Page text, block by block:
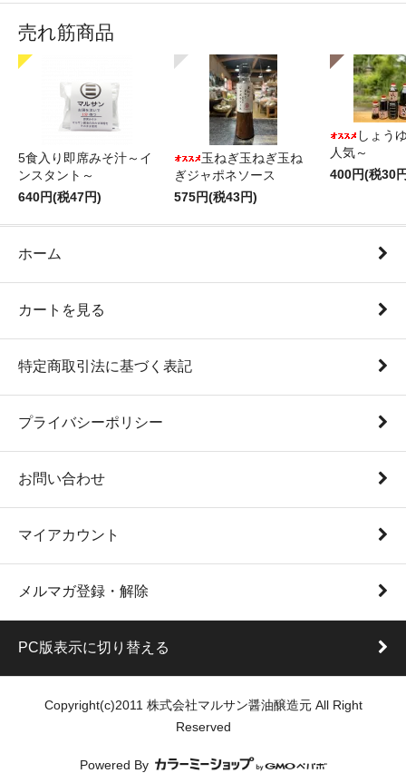
売れ筋商品
5食入り即席みそ汁～イ
ンスタント～
640円(税47円)
玉ねぎ玉ねぎ玉ね
ぎジャポネソース
575円(税43円)
しょう
人気～
400円(税30
ホーム
カートを見る
特定商取引法に基づく表記
プライバシーポリシー
お問い合わせ
マイアカウント
メルマガ登録・解除
PC版表示に切り替える
Copyright(c)2011 株式会社マルサン醤油醸造元 All Right
Reserved
Powered By